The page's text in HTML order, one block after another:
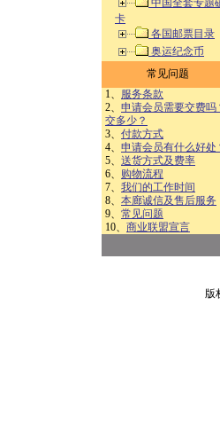
卡
各国邮票目录
奥运纪念币
常见问题
1、 服务条款
2、 申请会员需要交费吗
交多少？
3、 付款方式
4、 申请会员有什么好处
5、 送货方式及费率
6、 购物流程
7、 我们的工作时间
8、 本廊诚信及售后服务
9、 常见问题
10、 商业联盟宣言
版